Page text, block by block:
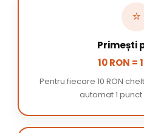
⭐
Primești
10 RON =
Pentru fiecare 10 RON
automat 1